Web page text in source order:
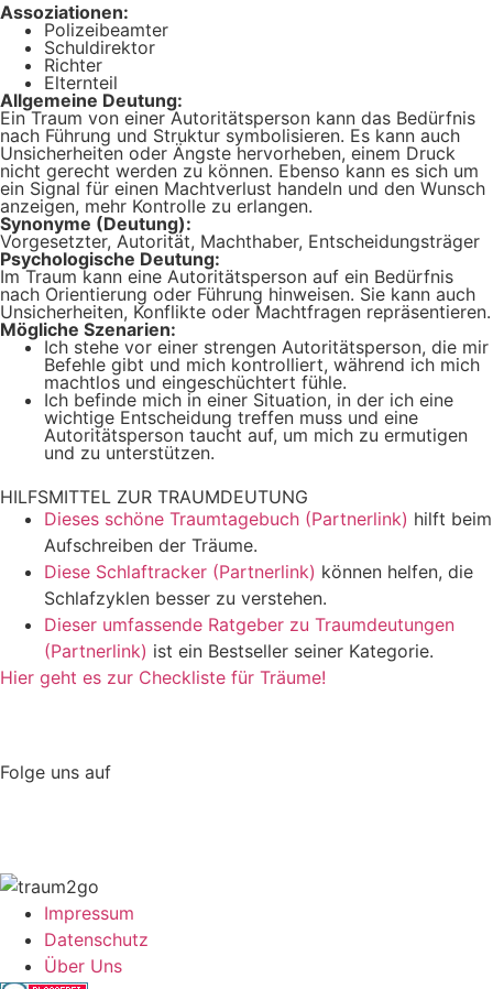
Assoziationen:
Polizeibeamter
Schuldirektor
Richter
Elternteil
Allgemeine Deutung:
Ein Traum von einer Autoritätsperson kann das Bedürfnis
nach Führung und Struktur symbolisieren. Es kann auch
Unsicherheiten oder Ängste hervorheben, einem Druck
nicht gerecht werden zu können. Ebenso kann es sich um
ein Signal für einen Machtverlust handeln und den Wunsch
anzeigen, mehr Kontrolle zu erlangen.
Synonyme (Deutung):
Vorgesetzter, Autorität, Machthaber, Entscheidungsträger
Psychologische Deutung:
Im Traum kann eine Autoritätsperson auf ein Bedürfnis
nach Orientierung oder Führung hinweisen. Sie kann auch
Unsicherheiten, Konflikte oder Machtfragen repräsentieren.
Mögliche Szenarien:
Ich stehe vor einer strengen Autoritätsperson, die mir
Befehle gibt und mich kontrolliert, während ich mich
machtlos und eingeschüchtert fühle.
Ich befinde mich in einer Situation, in der ich eine
wichtige Entscheidung treffen muss und eine
Autoritätsperson taucht auf, um mich zu ermutigen
und zu unterstützen.
HILFSMITTEL ZUR TRAUMDEUTUNG
Dieses schöne Traumtagebuch (Partnerlink) hilft beim
Aufschreiben der Träume.
Diese Schlaftracker (Partnerlink) können helfen, die
Schlafzyklen besser zu verstehen.
Dieser umfassende Ratgeber zu Traumdeutungen
(Partnerlink) ist ein Bestseller seiner Kategorie.
Hier geht es zur Checkliste für Träume!
Folge uns auf
Impressum
Datenschutz
Über Uns